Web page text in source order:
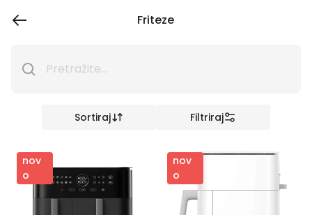
Friteze
Sortiraj Filtriraj
nov
o
nov
o